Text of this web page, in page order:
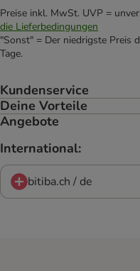
Preise inkl. MwSt. UVP =
die Lieferbedingungen
"Sonst" = Der niedrigste Preis
Tage.
Kundenservice
Deine Vorteile
Angebote
International:
bitiba.ch / de